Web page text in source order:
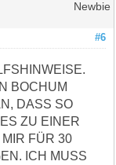
Newbie
#6
BOCHUM
DASS SO
ZU EINER
FÜR 30
ICH MUSS